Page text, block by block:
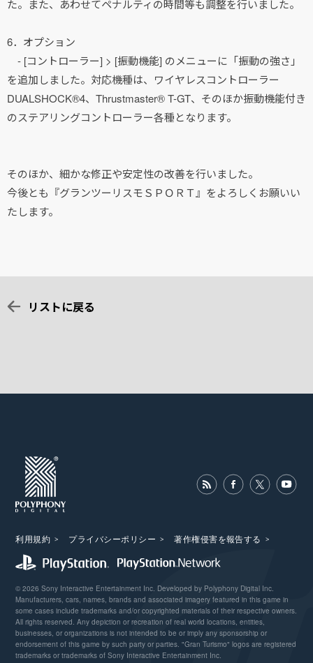
た。また、あわせてペナルティの時間等も調整を行いました。
6．オプション
- [コントローラー] > [振動機能] のメニューに「振動の強さ」
を追加しました。対応機種は、ワイヤレスコントローラー
DUALSHOCK®4、Thrustmaster® T-GT、そのほか振動機能付き
のステアリングコントローラー各種となります。
そのほか、細かな修正や安定性の改善を行いました。
今後とも『グランツーリスモＳＰＯＲＴ』をよろしくお願いい
たします。
リストに戻る
利用規約 プライバシーポリシー 著作権侵害を報告する
© 2026 Sony Interactive Entertainment Inc. Developed by Polyphony Digital Inc.
Manufacturers, cars, names, brands and associated imagery featured in this game in
some cases include trademarks and/or copyrighted materials of their respective owners.
All rights reserved. Any depiction or recreation of real world locations, entities,
businesses, or organizations is not intended to be or imply any sponsorship or
endorsement of this game by such party or parties. "Gran Turismo" logos are registered
trademarks or trademarks of Sony Interactive Entertainment Inc.